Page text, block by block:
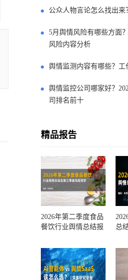
公众人物言论怎么找出来
5月舆情风险有哪些方面
风险内容分析
舆情监测内容有哪些？工
舆情监控公司哪家好？
司排名前十
精品报告
2026年第二季度食品
餐饮行业舆情总结报
测
总